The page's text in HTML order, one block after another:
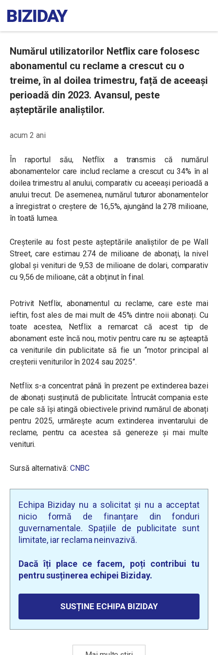
Numărul utilizatorilor Netflix care folosesc
abonamentul cu reclame a crescut cu o
treime, în al doilea trimestru, față de aceeași
perioadă din 2023. Avansul, peste
așteptările analiștilor.
acum 2 ani
În raportul său, Netflix a transmis că numărul
abonamentelor care includ reclame a crescut cu 34% în al
doilea trimestru al anului, comparativ cu aceeași perioadă a
anului trecut. De asemenea, numărul tuturor abonamentelor
a înregistrat o creștere de 16,5%, ajungând la 278 milioane,
în toată lumea.
Creșterile au fost peste așteptările analiștilor de pe Wall
Street, care estimau 274 de milioane de abonați, la nivel
global și venituri de 9,53 de milioane de dolari, comparativ
cu 9,56 de milioane, cât a obținut în final.
Potrivit Netflix, abonamentul cu reclame, care este mai
ieftin, fost ales de mai mult de 45% dintre noii abonați. Cu
toate acestea, Netflix a remarcat că acest tip de
abonament este încă nou, motiv pentru care nu se așteaptă
ca veniturile din publicitate să fie un“motor principal al
creșterii veniturilor în 2024 sau 2025”.
Netflix s-a concentrat până în prezent pe extinderea bazei
de abonați susținută de publicitate. Întrucât compania este
pe cale să își atingă obiectivele privind numărul de abonați
pentru 2025, urmărește acum extinderea inventarului de
reclame, pentru ca acestea să genereze și mai multe
venituri.
Sursă alternativă: CNBC
Echipa Biziday nu a solicitat și nu a acceptat
nicio formă de finanțare din fonduri
guvernamentale. Spațiile de publicitate sunt
limitate, iar reclama neinvazivă.
Dacă îți place ce facem, poți contribui tu
pentru susținerea echipei Biziday.
SUSȚINE ECHIPA BIZIDAY